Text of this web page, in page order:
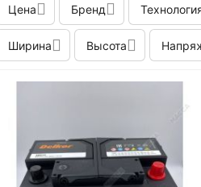
Цена Бренд
Ширина Высота